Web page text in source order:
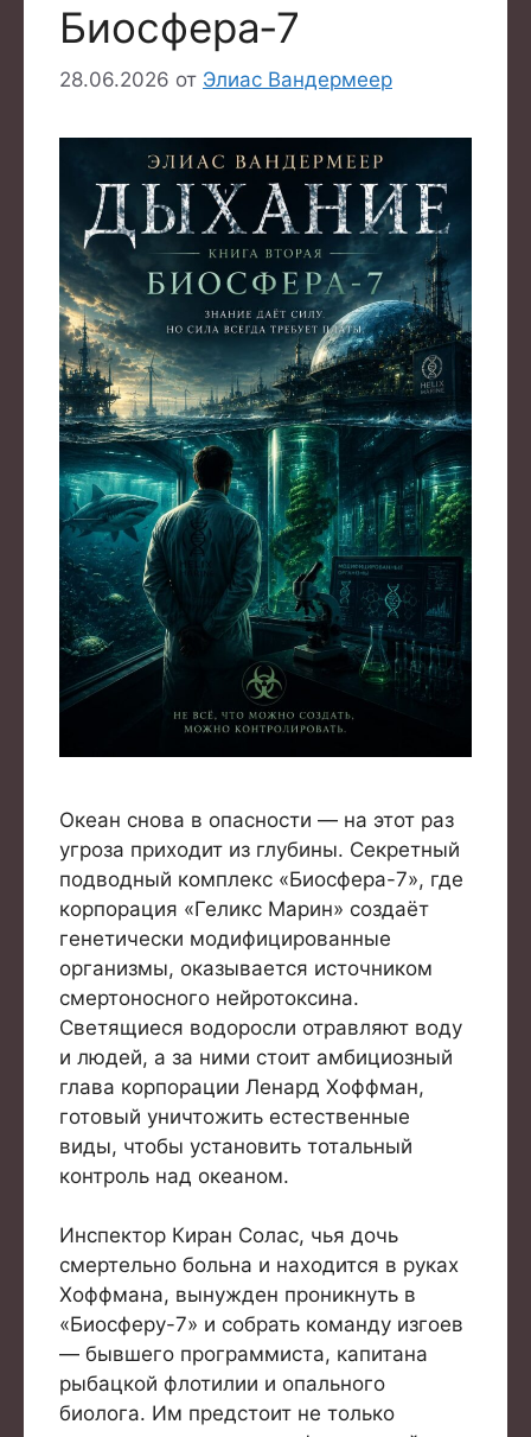
Биосфера‑7
28.06.2026 от Элиас Вандермеер
Океан снова в опасности — на этот раз
угроза приходит из глубины. Секретный
подводный комплекс «Биосфера-7», где
корпорация «Геликс Марин» создаёт
генетически модифицированные
организмы, оказывается источником
смертоносного нейротоксина.
Светящиеся водоросли отравляют воду
и людей, а за ними стоит амбициозный
глава корпорации Ленард Хоффман,
готовый уничтожить естественные
виды, чтобы установить тотальный
контроль над океаном.
Инспектор Киран Солас, чья дочь
смертельно больна и находится в руках
Хоффмана, вынужден проникнуть в
«Биосферу-7» и собрать команду изгоев
— бывшего программиста, капитана
рыбацкой флотилии и опального
биолога. Им предстоит не только